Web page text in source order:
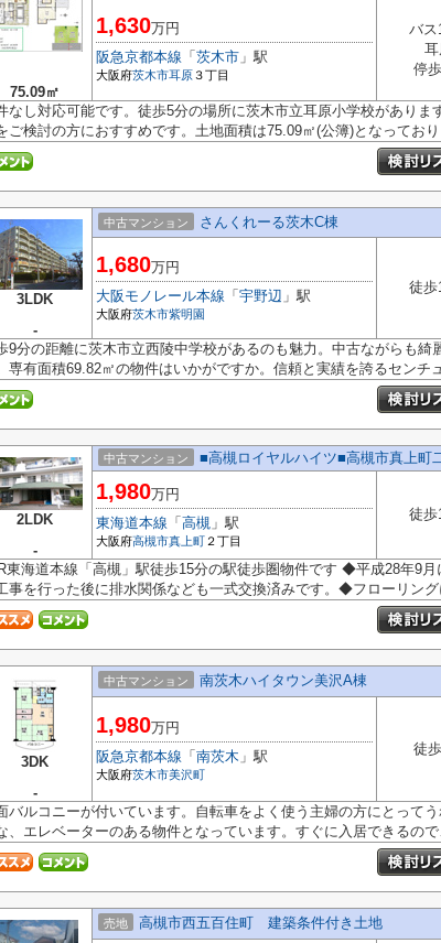
75.09㎡
1,630万円
阪急京都本線 「 茨木市 」駅
大阪府茨木市耳原 ３丁目
バス
停
なし対応可能です。徒歩5分の場所に茨木市立耳原小学校があり
ご検討の方におすすめです。土地面積は75.09㎡(公簿)となってお
3LDK
-
中古マンション さんくれーる茨木C棟
1,680万円
大阪モノレール本線 「 宇野辺 」駅
大阪府茨木市紫明園
徒歩
9分の距離に茨木市立西陵中学校があるのも魅力。中古ながらも
専有面積69.82㎡の物件はいかがですか。信頼と実績を誇るセンチ
2LDK
-
中古マンション ■高槻ロイヤルハイツ■高槻市真上町
1,980万円
東海道本線 「 高槻 」駅
大阪府高槻市真上町 ２丁目
徒歩
東海道本線「高槻」駅徒歩15分の駅徒歩圏物件です ◆平成28年9
事を行った後に排水関係なども一式交換済みです。 ◆フローリン
3DK
-
中古マンション 南茨木ハイタウン美沢A棟
1,980万円
阪急京都本線 「 南茨木 」駅
大阪府茨木市美沢町
徒
バルコニーが付いています。自転車をよく使う主婦の方にとって
、エレベーターのある物件となっています。すぐに入居できるの
売地 高槻市西五百住町 建築条件付き土地